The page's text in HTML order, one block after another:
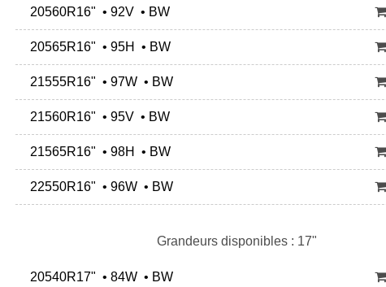
20560R16" • 92V • BW
20565R16" • 95H • BW
21555R16" • 97W • BW
21560R16" • 95V • BW
21565R16" • 98H • BW
22550R16" • 96W • BW
Grandeurs disponibles : 17"
20540R17" • 84W • BW